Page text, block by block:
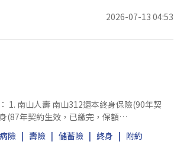
2026-07-13 04:53
1. 南山人壽 南山312還本終身保險(90年契
(87年契約生效，已繳完，保額
險 壽險 儲蓄險 終身
附約